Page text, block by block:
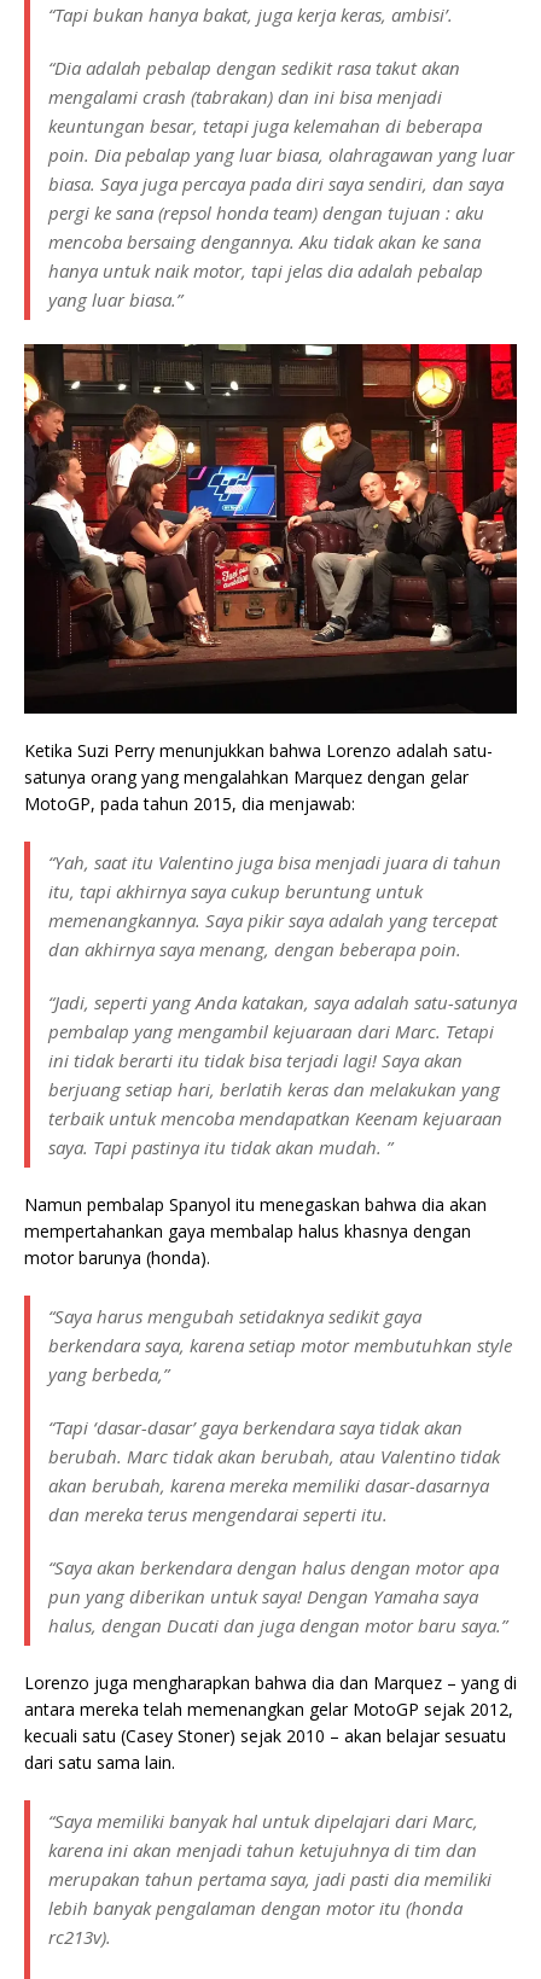
“Tapi bukan hanya bakat, juga kerja keras, ambisi’.
“Dia adalah pebalap dengan sedikit rasa takut akan
mengalami crash (tabrakan) dan ini bisa menjadi
keuntungan besar, tetapi juga kelemahan di beberapa
poin. Dia pebalap yang luar biasa, olahragawan yang luar
biasa. Saya juga percaya pada diri saya sendiri, dan saya
pergi ke sana (repsol honda team) dengan tujuan : aku
mencoba bersaing dengannya. Aku tidak akan ke sana
hanya untuk naik motor, tapi jelas dia adalah pebalap
yang luar biasa.”
Ketika Suzi Perry menunjukkan bahwa Lorenzo adalah satu-
satunya orang yang mengalahkan Marquez dengan gelar
MotoGP, pada tahun 2015, dia menjawab:
“Yah, saat itu Valentino juga bisa menjadi juara di tahun
itu, tapi akhirnya saya cukup beruntung untuk
memenangkannya. Saya pikir saya adalah yang tercepat
dan akhirnya saya menang, dengan beberapa poin.
“Jadi, seperti yang Anda katakan, saya adalah satu-satunya
pembalap yang mengambil kejuaraan dari Marc. Tetapi
ini tidak berarti itu tidak bisa terjadi lagi! Saya akan
berjuang setiap hari, berlatih keras dan melakukan yang
terbaik untuk mencoba mendapatkan Keenam kejuaraan
saya. Tapi pastinya itu tidak akan mudah. ​​”
Namun pembalap Spanyol itu menegaskan bahwa dia akan
mempertahankan gaya membalap halus khasnya dengan
motor barunya (honda).
“Saya harus mengubah setidaknya sedikit gaya
berkendara saya, karena setiap motor membutuhkan style
yang berbeda,”
“Tapi ‘dasar-dasar’ gaya berkendara saya tidak akan
berubah. Marc tidak akan berubah, atau Valentino tidak
akan berubah, karena mereka memiliki dasar-dasarnya
dan mereka terus mengendarai seperti itu.
“Saya akan berkendara dengan halus dengan motor apa
pun yang diberikan untuk saya! Dengan Yamaha saya
halus, dengan Ducati dan juga dengan motor baru saya.”
Lorenzo juga mengharapkan bahwa dia dan Marquez – yang di
antara mereka telah memenangkan gelar MotoGP sejak 2012,
kecuali satu (Casey Stoner) sejak 2010 – akan belajar sesuatu
dari satu sama lain.
“Saya memiliki banyak hal untuk dipelajari dari Marc,
karena ini akan menjadi tahun ketujuhnya di tim dan
merupakan tahun pertama saya, jadi pasti dia memiliki
lebih banyak pengalaman dengan motor itu (honda
rc213v).